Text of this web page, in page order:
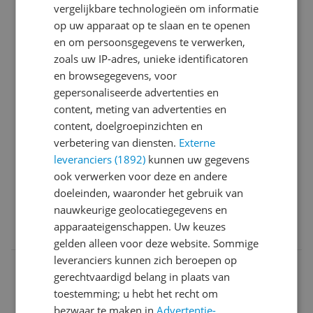
aan onze verwachtingen. De jongens (12 &amp;13)
gebruiken de grill dagelijks om heerlijke tosti’s en
panini’s te maken. Maar inmiddels hebben wij hem
ook gebruikt voor het grillen van groenten en vlees
waar hij ook prima op gaat. Het lekbakje is ideaal. De
grill is snel goed warm en de gerechten zijn super
snel klaar. Daarnaast is de grill ook makkelijk schoon
te maken. Wij zien wel een flinke energiepiek
wanneer de grill aangestaan heeft maar dat hebben
wij er zeker voor over.
Pluspunten
Snel warm
Makkelijk schoon
Goed resultaat
Minpunten
Veel energie
Ja, ik beveel dit product aan
0 reactiesReageer
a**********@g********18-12-
2024
Algemene
score
vergelijkbare technologieën om informatie
op uw apparaat op te slaan en te openen
en om persoonsgegevens te verwerken,
zoals uw IP-adres, unieke identificatoren
en browsegegevens, voor
gepersonaliseerde advertenties en
content, meting van advertenties en
content, doelgroepinzichten en
verbetering van diensten. Externe
leveranciers (1892) kunnen uw gegevens
ook verwerken voor deze en andere
doeleinden, waaronder het gebruik van
nauwkeurige geolocatiegegevens en
apparaateigenschappen. Uw keuzes
gelden alleen voor deze website. Sommige
leveranciers kunnen zich beroepen op
gerechtvaardigd belang in plaats van
toestemming; u hebt het recht om
bezwaar te maken inAdvertentie-